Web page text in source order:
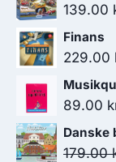
139.00
Finans
229.00
89.00
Danske
179.00